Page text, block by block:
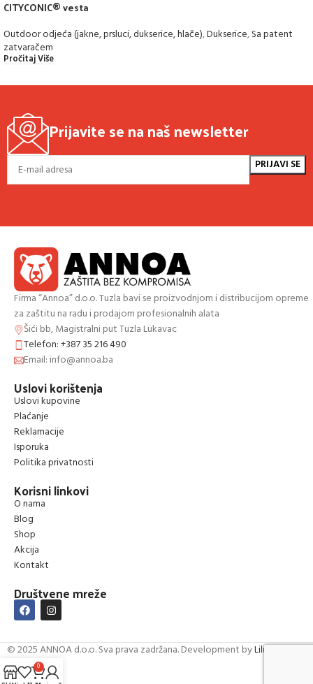
CITYCONIC® vesta
Outdoor odjeća (jakne, prsluci, dukserice, hlače),Dukserice,Sa patent
zatvaračem
Pročitaj Više
Prijavite se na naš newsletter
Firma “Annoa” d.o.o. Tuzla bavi se proizvodnjom i distribucijom opreme
za zaštitu na radu i prodajom profesionalnih alata
Šići bb, Magistralni put Tuzla Lukavac
Telefon: +387 35 216 490
Email: info@annoa.ba
Uslovi korištenja
Uslovi kupovine
Plaćanje
Reklamacije
Isporuka
Politika privatnosti
Korisni linkovi
O nama
Blog
Shop
Akcija
Kontakt
Društvene mreže
© 2025 ANNOA d.o.o. Sva prava zadržana. Development byLilium Digital
0